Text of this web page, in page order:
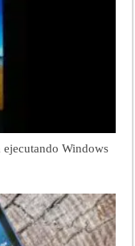
Windows